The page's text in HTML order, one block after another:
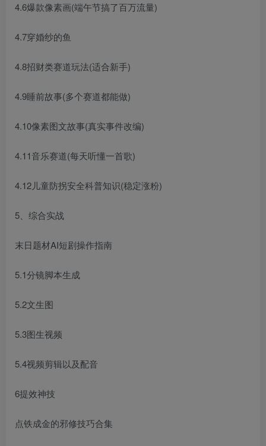
4.6爆款像素画(端午节搞了百万流量)
4.7穿婚纱的鱼
4.8招财类赛道玩法(适合新手)
4.9睡前故事(多个赛道都能做)
4.10像素图文故事(真实事件改编)
4.11音乐赛道(每天听懂一首歌)
4.12儿童防拐安全科普知识(稳定涨粉)
5、综合实战
末日题材AI短剧操作指南
5.1分镜脚本生成
5.2文生图
5.3图生视频
5.4视频剪辑以及配音
6提效神技
点铁成金的邪修技巧合集